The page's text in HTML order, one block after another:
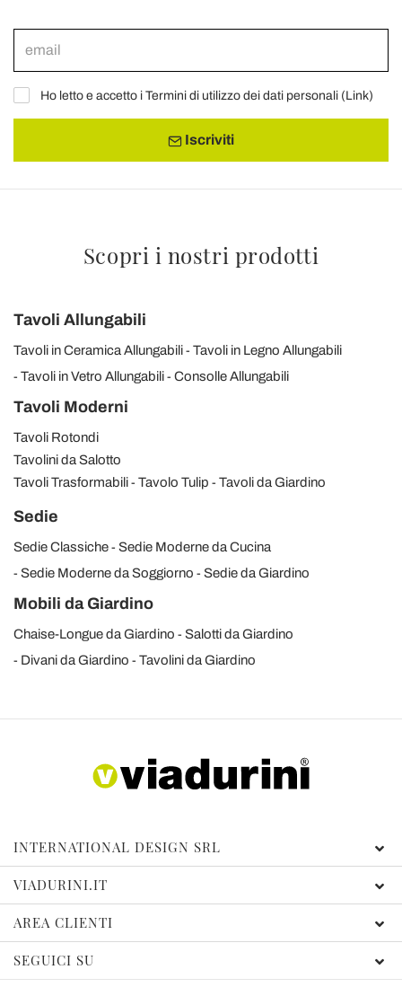
Ho letto e accetto i Termini di utilizzo dei dati personali (Link)
Iscriviti
Scopri i nostri prodotti
Tavoli Allungabili
Tavoli in Ceramica Allungabili
Tavoli in Legno Allungabili
Tavoli in Vetro Allungabili
Consolle Allungabili
Tavoli Moderni
Tavoli Rotondi
Tavolini da Salotto
Tavoli Trasformabili
Tavolo Tulip Tavoli da Giardino
Sedie
Sedie Classiche
Sedie Moderne da Cucina
Sedie Moderne da Soggiorno
Sedie da Giardino
Mobili da Giardino
Chaise-Longue da Giardino
Salotti da Giardino
Divani da Giardino
Tavolini da Giardino
INTERNATIONAL DESIGN SRL
VIADURINI.IT
AREA CLIENTI
SEGUICI SU